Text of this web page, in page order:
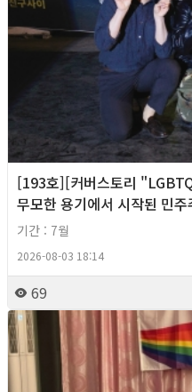
[193호][커버스토리
무모한 용기에서 시작된 민주
기간 : 7월
2026-08-03 18:14
69